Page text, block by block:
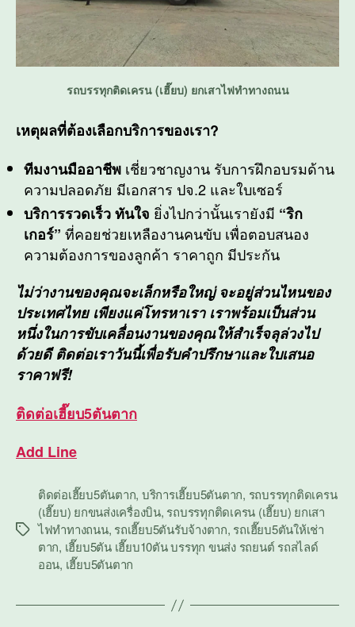
รถบรรทุกติดเครน (เฮี๊ยบ) ยกเสาไฟทำทางถนน
เหตุผลที่ต้องเลือกบริการของเรา?
ทีมงานมืออาชีพ เชี่ยวชาญงาน รับการฝึกอบรมด้าน
ความปลอดภัย มีเอกสาร ปจ.2 และใบเซอร์
บริการรวดเร็ว ทันใจ ยิ่งไปกว่านั้นเรายังมี “ริก
เกอร์” ที่คอยช่วยเหลืองานคนขับ เพื่อตอบสนอง
ความต้องการของลูกค้า ราคาถูก มีประกัน
ไม่ว่างานของคุณจะเล็กหรือใหญ่ จะอยู่ส่วนไหนของ
ประเทศไทย เพียงแค่โทรหาเรา เราพร้อมเป็นส่วน
หนึ่งในการขับเคลื่อนงานของคุณให้สำเร็จลุล่วงไป
ด้วยดี ติดต่อเราวันนี้เพื่อรับคำปรึกษาและใบเสนอ
ราคาฟรี!
ติดต่อเฮี๊ยบ5ตันตาก
Add Line
Tags
ติดต่อเฮี๊ยบ5ตันตาก, บริการเฮี๊ยบ5ตันตาก, รถบรรทุกติดเครน
(เฮี๊ยบ) ยกขนส่งเครื่องบิน, รถบรรทุกติดเครน (เฮี๊ยบ) ยกเสา
ไฟทำทางถนน, รถเฮี๊ยบ5ตันรับจ้างตาก, รถเฮี๊ยบ5ตันให้เช่า
ตาก, เฮี๊ยบ5ตัน เฮี๊ยบ10ตัน บรรทุก ขนส่ง รถยนต์ รถสไลด์
ออน, เฮี๊ยบ5ตันตาก